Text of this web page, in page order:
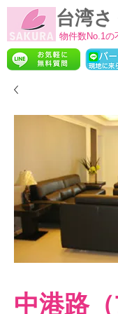
物件数No.1の
台湾
中港路（